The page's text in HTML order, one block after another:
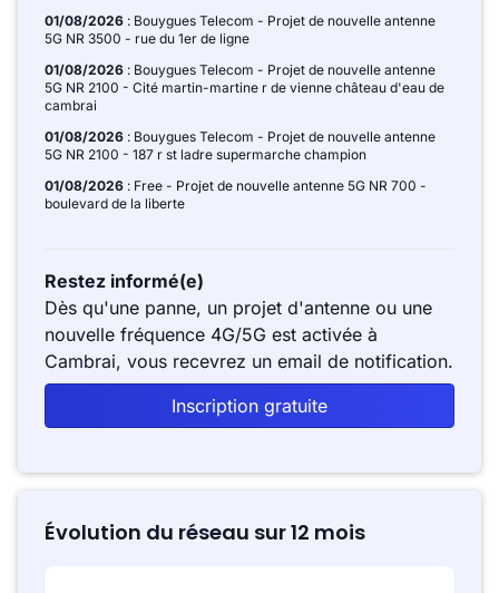
01/08/2026 : Bouygues Telecom - Projet de nouvelle antenne
5G NR 3500 - rue du 1er de ligne
01/08/2026 : Bouygues Telecom - Projet de nouvelle antenne
5G NR 2100 - Cité martin-martine r de vienne château d'eau de
cambrai
01/08/2026 : Bouygues Telecom - Projet de nouvelle antenne
5G NR 2100 - 187 r st ladre supermarche champion
01/08/2026 : Free - Projet de nouvelle antenne 5G NR 700 -
boulevard de la liberte
Restez informé(e)
Dès qu'une panne, un projet d'antenne ou une
nouvelle fréquence 4G/5G est activée à
Cambrai, vous recevrez un email de notification.
Inscription gratuite
Évolution du réseau sur 12 mois